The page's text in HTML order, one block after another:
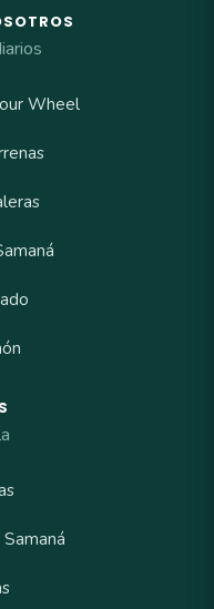
Wheel